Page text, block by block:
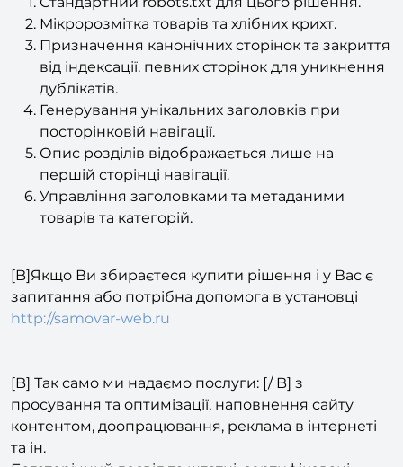
магазину
Стандартний robots.txt для цього рішення.
Мікророзмітка товарів та хлібних крихт.
Призначення канонічних сторінок та закриття
від індексації. певних сторінок для уникнення
дублікатів.
Генерування унікальних заголовків при
посторінковій навігації.
Опис розділів відображається лише на
першій сторінці навігації.
Управління заголовками та метаданими
[B]Якщо Ви збираєтеся купити рішення і у Вас є
запитання або потрібна допомога в установці
[B] Так само ми надаємо послуги: [/ B] з
просування та оптимізації, наповнення сайту
контентом, доопрацювання, реклама в інтернеті